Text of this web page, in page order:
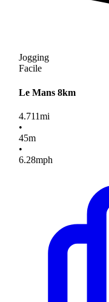
Jogging
Facile
Le Mans 8km
4.711mi
•
45m
•
6.28mph